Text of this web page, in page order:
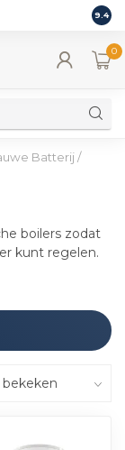
9.4
0
Batterij /
boilers zodat
kunt regelen.